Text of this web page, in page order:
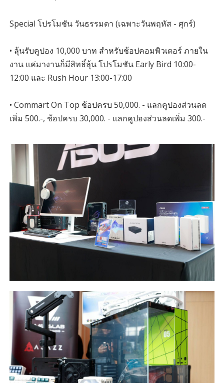
Special โปรโมชัน วันธรรมดา (เฉพาะวันพฤหัส - ศุกร์)
• ลุ้นรับคูปอง 10,000 บาท สำหรับช้อปคอมพิวเตอร์ ภายใน
งาน แค่มางานก็มีสิทธิ์ลุ้น โปรโมชัน Early Bird 10:00-
12:00 และ Rush Hour 13:00-17:00
• Commart On Top ช้อปครบ 50,000. - แลกคูปองส่วนลด
เพิ่ม 500.-, ช้อปครบ 30,000. - แลกคูปองส่วนลดเพิ่ม 300.-